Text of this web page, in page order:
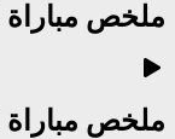
ملخص مباراة
ملخص مباراة